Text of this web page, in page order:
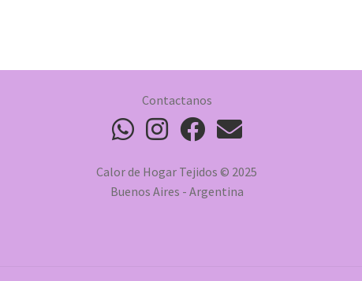
Contactanos
Calor de Hogar Tejidos © 2025
Buenos Aires - Argentina